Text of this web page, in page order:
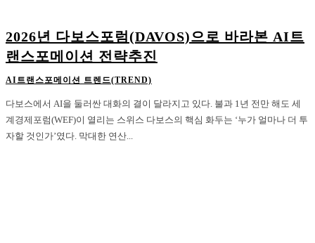
2026년 다보스포럼(DAVOS)으로 바라본 AI트
랜스포메이션 전략추진
AI트랜스포메이션 트렌드(TREND)
다보스에서 AI을 둘러싼 대화의 결이 달라지고 있다. 불과 1년 전만 해도 세
계경제포럼(WEF)이 열리는 스위스 다보스의 핵심 화두는 ‘누가 얼마나 더 투
자할 것인가’였다. 막대한 연산...